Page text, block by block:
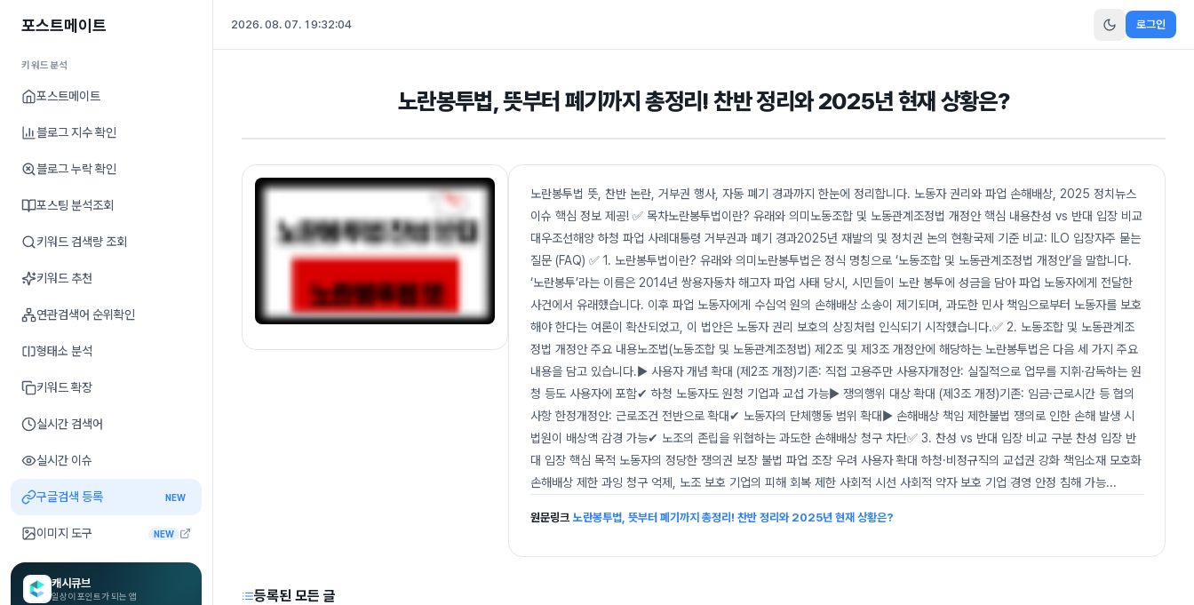
포스트메이트
키워드분석
포스트메이트
블로그 지수 확인
블로그 누락 확인
포스팅 분석조회
키워드 검색량 조회
키워드 추천
연관검색어 순위확인
형태소 분석
키워드 확장
실시간 검색어
실시간 이슈
구글검색 등록 NEW
이미지 도구 NEW
캐시큐브
일상이 포인트가 되는 앱
2026. 08. 07. 19:32:05 로그인
노란봉투법, 뜻부터 폐기까지 총정리! 찬반 정리와 2025년 현재 상황은?
노란봉투법 뜻, 찬반 논란, 거부권 행사, 자동 폐기 경과까지 한눈에 정리합니다. 노동자 권리와 파업 손해배상, 2025 정치뉴스
이슈 핵심 정보 제공! ✅ 목차노란봉투법이란? 유래와 의미노동조합 및 노동관계조정법 개정안 핵심 내용찬성 vs 반대 입장 비교
대우조선해양 하청 파업 사례대통령 거부권과 폐기 경과2025년 재발의 및 정치권 논의 현황국제 기준 비교: ILO 입장자주 묻는
질문 (FAQ) ✅ 1. 노란봉투법이란? 유래와 의미노란봉투법은 정식 명칭으로 ‘노동조합 및 노동관계조정법 개정안’을 말합니다.
‘노란봉투’라는 이름은 2014년 쌍용자동차 해고자 파업 사태 당시, 시민들이 노란 봉투에 성금을 담아 파업 노동자에게 전달한
사건에서 유래했습니다. 이후 파업 노동자에게 수십억 원의 손해배상 소송이 제기되며, 과도한 민사 책임으로부터 노동자를 보호
해야 한다는 여론이 확산되었고, 이 법안은 노동자 권리 보호의 상징처럼 인식되기 시작했습니다.✅ 2. 노동조합 및 노동관계조
정법 개정안 주요 내용노조법(노동조합 및 노동관계조정법) 제2조 및 제3조 개정안에 해당하는 노란봉투법은 다음 세 가지 주요
내용을 담고 있습니다.▶ 사용자 개념 확대 (제2조 개정)기존: 직접 고용주만 사용자개정안: 실질적으로 업무를 지휘·감독하는 원
청 등도 사용자에 포함✔ 하청 노동자도 원청 기업과 교섭 가능▶ 쟁의행위 대상 확대 (제3조 개정)기존: 임금·근로시간 등 협의
사항 한정개정안: 근로조건 전반으로 확대✔ 노동자의 단체행동 범위 확대▶ 손해배상 책임 제한불법 쟁의로 인한 손해 발생 시
법원이 배상액 감경 가능✔ 노조의 존립을 위협하는 과도한 손해배상 청구 차단✅ 3. 찬성 vs 반대 입장 비교 구분 찬성 입장 반
대 입장 핵심 목적 노동자의 정당한 쟁의권 보장 불법 파업 조장 우려 사용자 확대 하청·비정규직의 교섭권 강화 책임소재 모호화
손해배상 제한 과잉 청구 억제, 노조 보호 기업의 피해 회복 제한 사회적 시선 사회적 약자 보호 기업 경영 안정 침해 가능...
원문링크 노란봉투법, 뜻부터 폐기까지 총정리! 찬반 정리와 2025년 현재 상황은?
등록된 모든 글